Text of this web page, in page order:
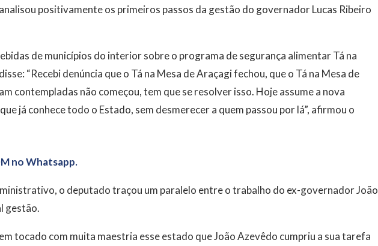
positivamente os primeiros passos da gestão do governador Lucas Ribeiro
de municípios do interior sobre o programa de segurança alimentar Tá na
“Recebi denúncia que o Tá na Mesa de Araçagi fechou, que o Tá na Mesa de
contempladas não começou, tem que se resolver isso. Hoje assume a nova
já conhece todo o Estado, sem desmerecer a quem passou por lá”, afirmou o
no Whatsapp.
o deputado traçou um paralelo entre o trabalho do ex-governador João
gestão.
tocado com muita maestria esse estado que João Azevêdo cumpriu a sua tarefa